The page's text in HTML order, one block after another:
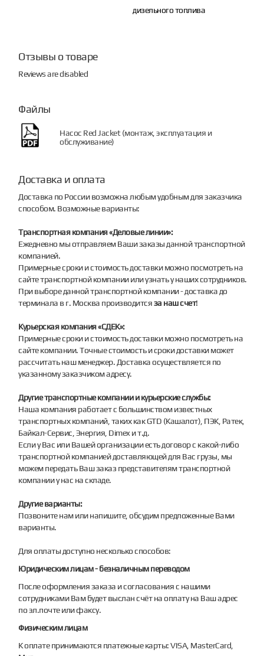
дизельного топлива
Отзывы о товаре
Reviews are disabled
Файлы
Насос Red Jacket (монтаж, эксплуатация и
обслуживание)
Доставка и оплата
Доставка по России возможна любым удобным для заказчика
способом. Возможные варианты:
Транспортная компания «Деловые линии»:
Ежедневно мы отправляем Ваши заказы данной транспортной
компанией.
Примерные сроки и стоимость доставки можно посмотреть на
сайте транспортной компании или узнать у наших сотрудников.
При выборе данной транспортной компании - доставка до
терминала в г. Москва производитсяза наш счет!
Курьерская компания «СДЕК»:
Примерные сроки и стоимость доставки можно посмотреть на
сайте компании. Точные стоимость и сроки доставки может
рассчитать наш менеджер. Доставка осуществляется по
указанному заказчиком адресу.
Другие транспортные компании и курьерские службы:
Наша компания работает с большинством известных
транспортных компаний, таких как GTD (Кашалот), ПЭК, Ратек,
Байкал-Сервис, Энергия, Dimex и т.д.
Если у Вас или Вашей организации есть договор с какой-либо
транспортной компанией доставляющей для Вас грузы, мы
можем передать Ваш заказ представителям транспортной
компании у нас на складе.
Другие варианты:
Позвоните нам или напишите, обсудим предложенные Вами
варианты.
Для оплаты доступно несколько способов:
Юридическим лицам - безналичным переводом
После оформления заказа и согласования с нашими
сотрудниками Вам будет выслан счёт на оплату на Ваш адрес
по эл.почте или факсу.
Физическим лицам
К оплате принимаются платежные карты: VISA, MasterCard,